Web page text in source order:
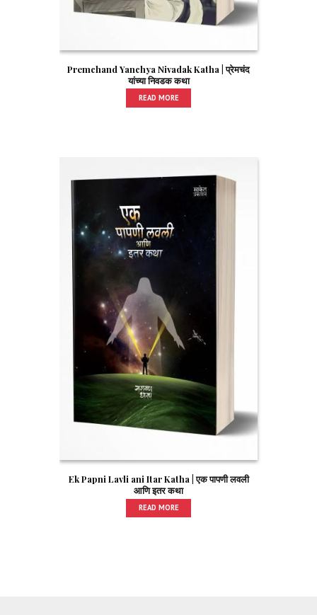
Premchand Yanchya Nivadak Katha | प्रेमचंद
यांच्या निवडक कथा
READ MORE
Ek Papni Lavli ani Itar Katha | एक पापणी लवली
आणि इतर कथा
READ MORE